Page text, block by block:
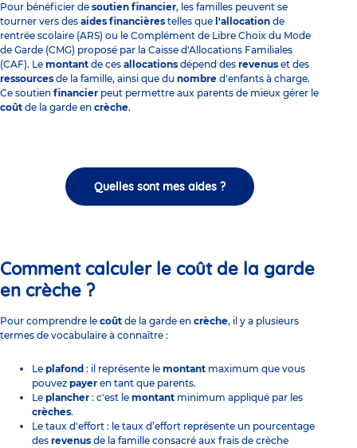
Pour bénéficier de soutien financier, les familles peuvent se
tourner vers des aides financières telles que l'allocation de
rentrée scolaire (ARS) ou le Complément de Libre Choix du Mode
de Garde (CMG) proposé par la Caisse d'Allocations Familiales
(CAF). Le montant de ces allocations dépend des revenus et des
ressources de la famille, ainsi que du nombre d'enfants à charge.
Ce soutien financier peut permettre aux parents de mieux gérer le
coût de la garde en crèche.
Quelles sont mes aides ?
Comment calculer le coût de la garde
en crèche ?
Pour comprendre le coût de la garde en crèche, il y a plusieurs
termes de vocabulaire à connaître :
Le plafond : il représente le montant maximum que vous
pouvez payer en tant que parents.
Le plancher : c'est le montant minimum appliqué par les
crèches.
Le taux d'effort : le taux d’effort représente un pourcentage
des revenus de la famille consacré aux frais de crèche